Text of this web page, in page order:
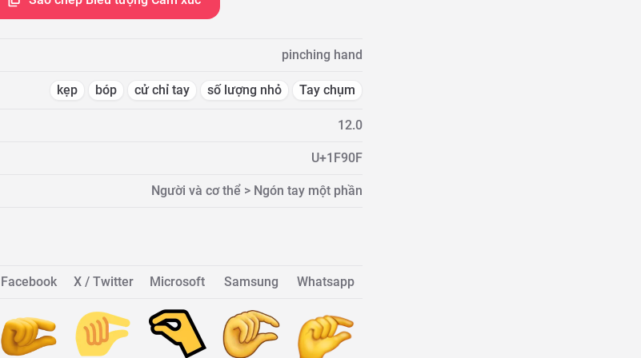
pinching hand
kẹp bóp cử chỉ tay số lượng nhỏ Tay chụm
12.0
U+1F90F
Người và cơ thể > Ngón tay một phần
Facebook X / Twitter Microsoft Samsung Whatsapp